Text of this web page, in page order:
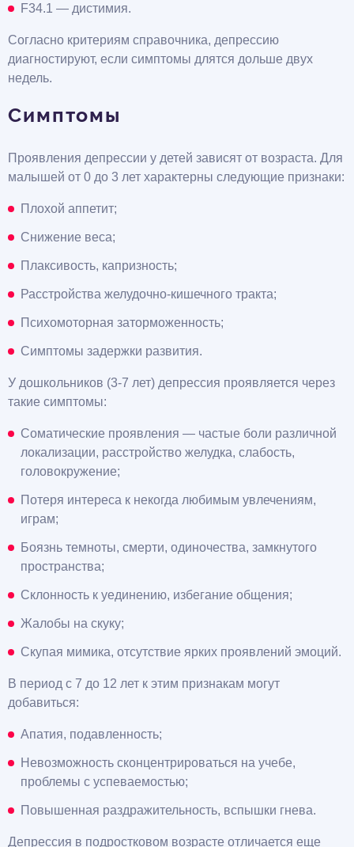
F34.1 — дистимия.
Согласно критериям справочника, депрессию
диагностируют, если симптомы длятся дольше двух
недель.
Симптомы
Проявления депрессии у детей зависят от возраста. Для
малышей от 0 до 3 лет характерны следующие признаки:
Плохой аппетит;
Снижение веса;
Плаксивость, капризность;
Расстройства желудочно-кишечного тракта;
Психомоторная заторможенность;
Симптомы задержки развития.
У дошкольников (3-7 лет) депрессия проявляется через
такие симптомы:
Соматические проявления — частые боли различной
локализации, расстройство желудка, слабость,
головокружение;
Потеря интереса к некогда любимым увлечениям,
играм;
Боязнь темноты, смерти, одиночества, замкнутого
пространства;
Склонность к уединению, избегание общения;
Жалобы на скуку;
Скупая мимика, отсутствие ярких проявлений эмоций.
В период с 7 до 12 лет к этим признакам могут
добавиться:
Апатия, подавленность;
Невозможность сконцентрироваться на учебе,
проблемы с успеваемостью;
Повышенная раздражительность, вспышки гнева.
Депрессия в подростковом возрасте отличается еще